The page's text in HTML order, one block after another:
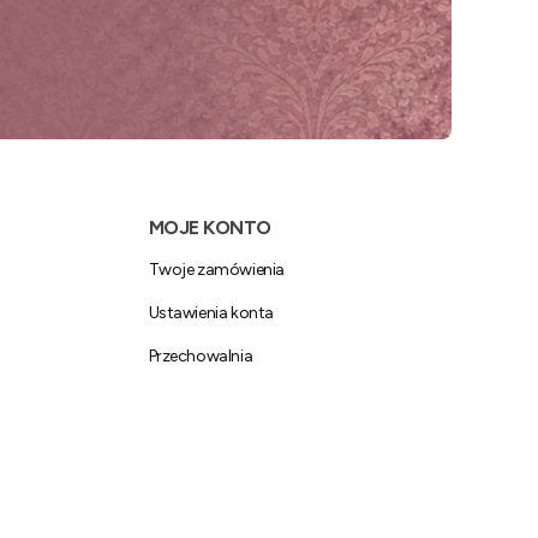
MOJE KONTO
Twoje zamówienia
Ustawienia konta
Przechowalnia